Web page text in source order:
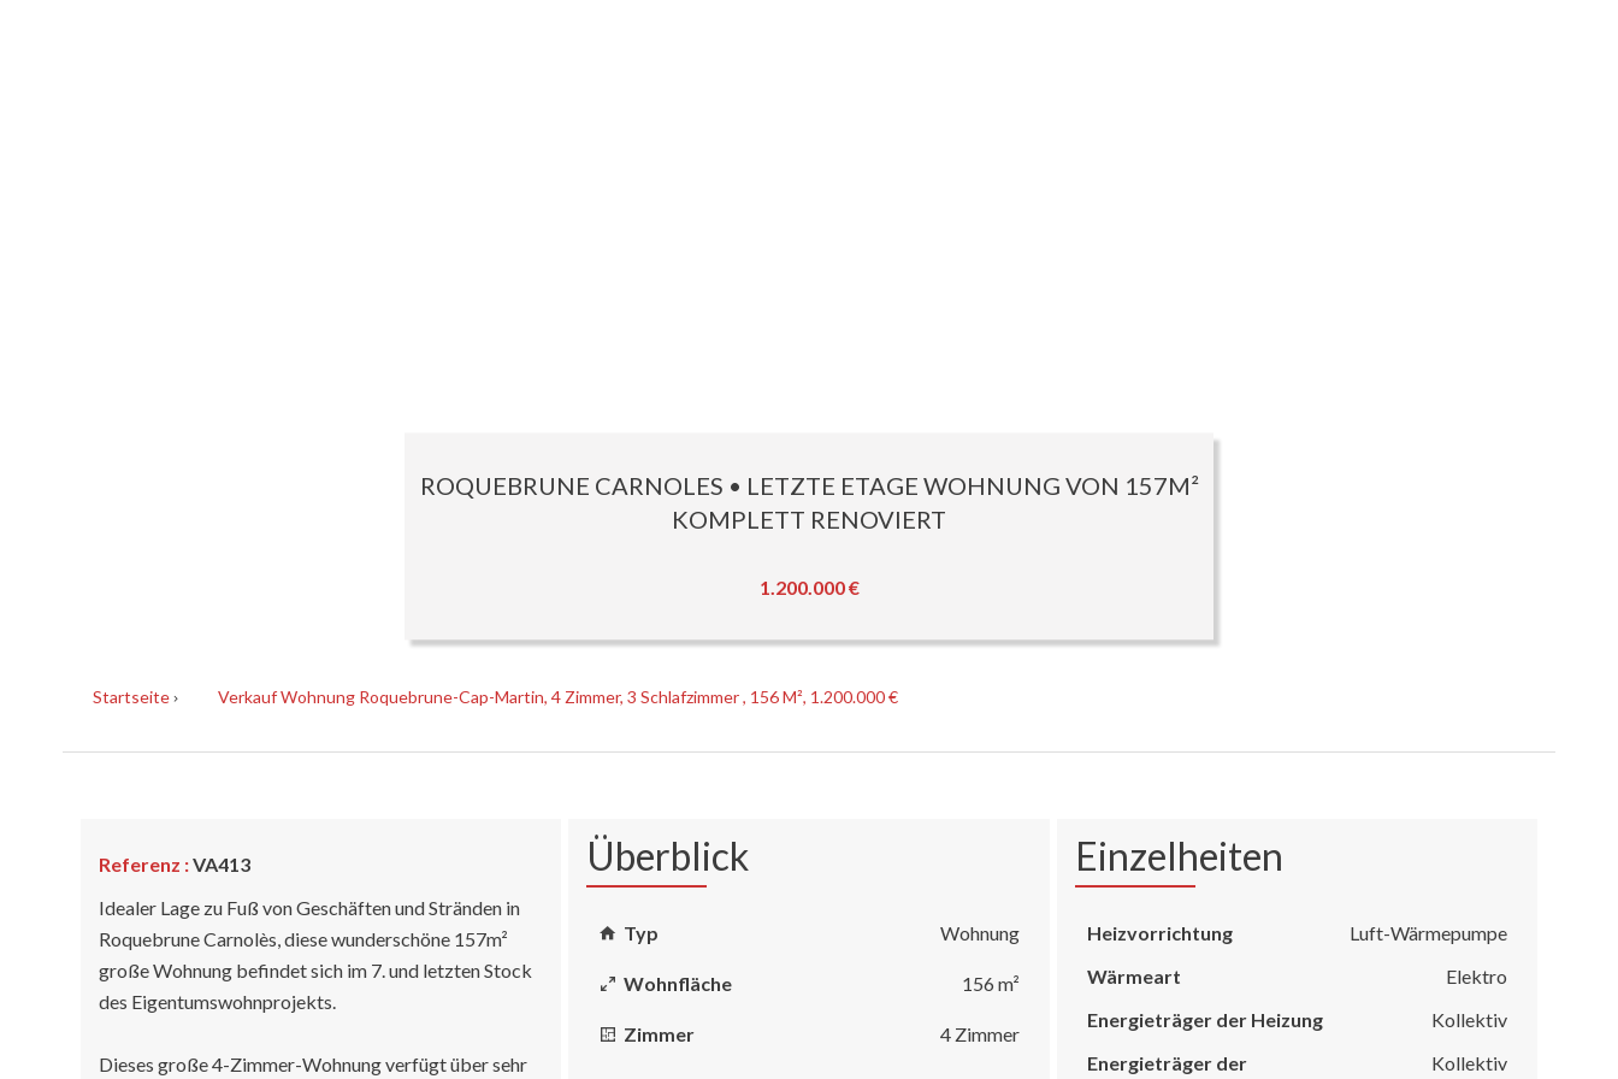
ROQUEBRUNE CARNOLES • LETZTE ETAGE WOHNUNG VON 157M²
KOMPLETT RENOVIERT
1.200.000 €
Startseite Verkauf Wohnung Roquebrune-Cap-Martin, 4 Zimmer, 3 Schlafzimmer , 156 M², 1.200.000 €
Referenz :VA413
Idealer Lage zu Fuß von Geschäften und Stränden in
Roquebrune Carnolès, diese wunderschöne 157m²
große Wohnung befindet sich im 7. und letzten Stock
des Eigentumswohnprojekts.
Dieses große 4-Zimmer-Wohnung verfügt über sehr
Überblick
Typ Wohnung
Wohnfläche 156 m²
Zimmer 4 Zimmer
Einzelheiten
Heizvorrichtung
Luft-Wärmepumpe
Wärmeart
Elektro
Energieträger der Heizung
Kollektiv
Energieträger der
Kollektiv